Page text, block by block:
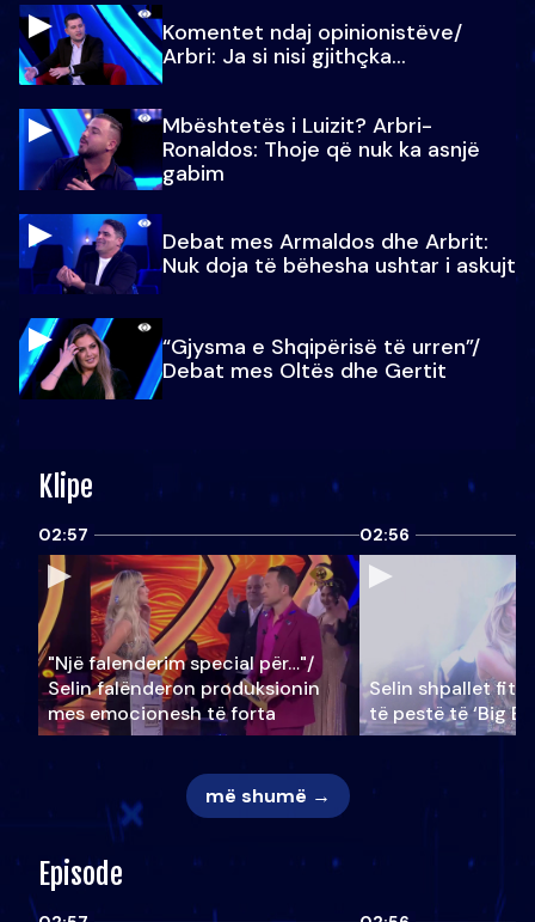
Komentet ndaj opinionistëve/
Arbri: Ja si nisi gjithçka…
Mbështetës i Luizit? Arbri-
Ronaldos: Thoje që nuk ka asnjë
gabim
Debat mes Armaldos dhe Arbrit:
Nuk doja të bëhesha ushtar i askujt
“Gjysma e Shqipërisë të urren”/
Debat mes Oltës dhe Gertit
Klipe
02:57
"Një falenderim special për…"/
Selin falënderon produksionin
mes emocionesh të forta
02:56
Selin shpallet
të pestë të ‘Big
më shumë →
Episode